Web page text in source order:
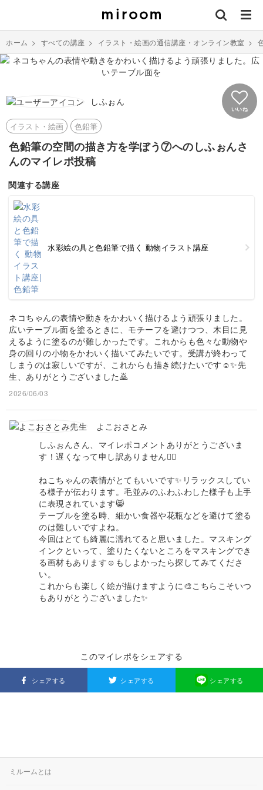
ホーム > すべての講座 > イラスト・絵画の通信講座・オンライン教室 >
しふぉん
いいね
イラスト・絵画 色鉛筆
色鉛筆の空間の描き方を学ぼう⑦へのしふぉんさ
んのマイレポ投稿
関連する講座
水彩絵の具と色鉛筆で描く 動物イラスト講座
ネコちゃんの表情や動きをかわいく描けるよう頑張りました。
広いテーブル面を塗るときに、モチーフを避けつつ、木目に見
えるように塗るのが難しかったです。これからも色々な動物や
身の回りの小物をかわいく描いてみたいです。受講が終わって
しまうのは寂しいですが、これからも描き続けたいです☺✨先
生、ありがとうございました🙇
2026/06/03
よこおさとみ
しふぉんさん、マイレポコメントありがとうございま
す！遅くなって申し訳ありません🙇‍♀️
ねこちゃんの表情がとてもいいです✨リラックスしてい
る様子が伝わります。毛並みのふわふわした様子も上手
に表現されています😸
テーブルを塗る時、細かい食器や花瓶などを避けて塗る
のは難しいですよね。
今回はとても綺麗に濡れてると思いました。マスキング
インクといって、塗りたくないところをマスキングでき
る画材もあります☺️もしよかったら探してみてくださ
い。
これからも楽しく絵が描けますように🎨こちらこそいつ
もありがとうございました✨
このマイレポをシェアする
シェアする シェアする シェアする
ミルームとは